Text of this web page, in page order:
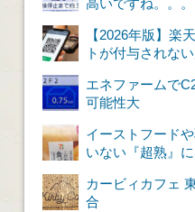
高いですね。。。
【2026年版】楽
トが付与されな
エネファームで
可能性大
イーストフード
いない『超熟』
カービィカフェ
合